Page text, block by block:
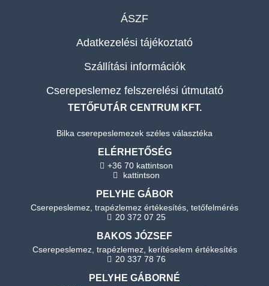
ÁSZF
Adatkezelési tájékoztató
Szállítási információk
Cserepeslemez felszerelési útmutató
TETŐFUTÁR CENTRUM KFT.
Bilka cserepeslemezek széles választéka
ELÉRHETŐSÉG
+36 70 kattintson
kattintson
PELYHE GÁBOR
Cserepeslemez, trapézlemez értékesítés, tetőfelmérés
20 372 07 25
BAKOS JÓZSEF
Cserepeslemez, trapézlemez, kerítéselem értékesítés
20 337 78 76
PELYHE GÁBORNÉ